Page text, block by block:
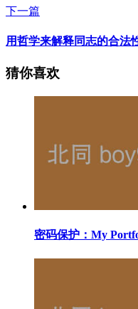
下一篇
用哲学来解释同志的合法
猜你喜欢
密码保护：My